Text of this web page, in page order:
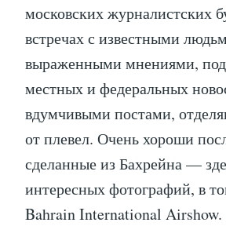
московских журналистских
встречах с известными
выраженными мнениями,
местных и федеральных
вдумчивыми постами,
от плевел. Очень хороши
сделанные из Бахрейна —
интересных фотографий, в
Bahrain International Airshow.